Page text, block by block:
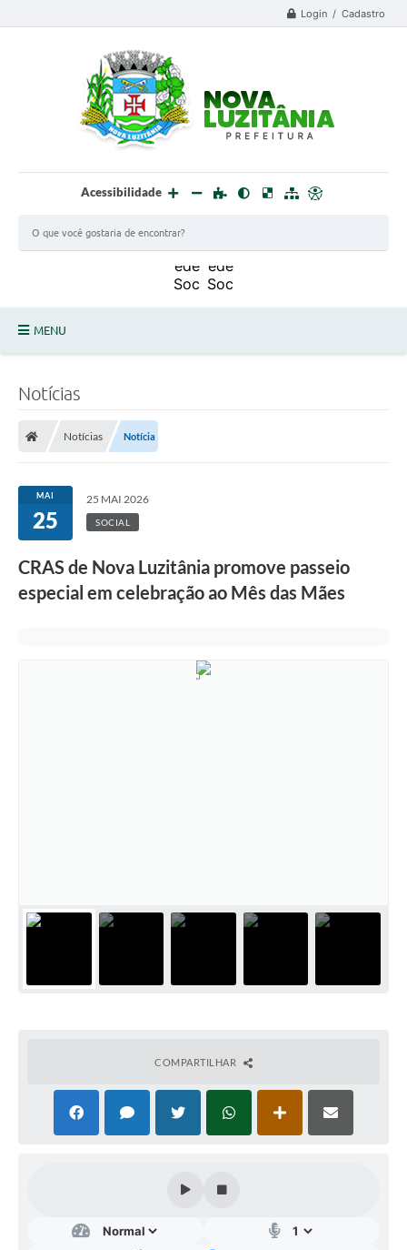
Login / Cadastro
Acessibilidade
MENU
Nota Fiscal Eletrônica
Meio Ambiente
Ouvidoria
Telefones Úteis
Notícias
Notícias Notícia
MAI
25
25 MAI 2026
SOCIAL
CRAS de Nova Luzitânia promove passeio
especial em celebração ao Mês das Mães
COMPARTILHAR